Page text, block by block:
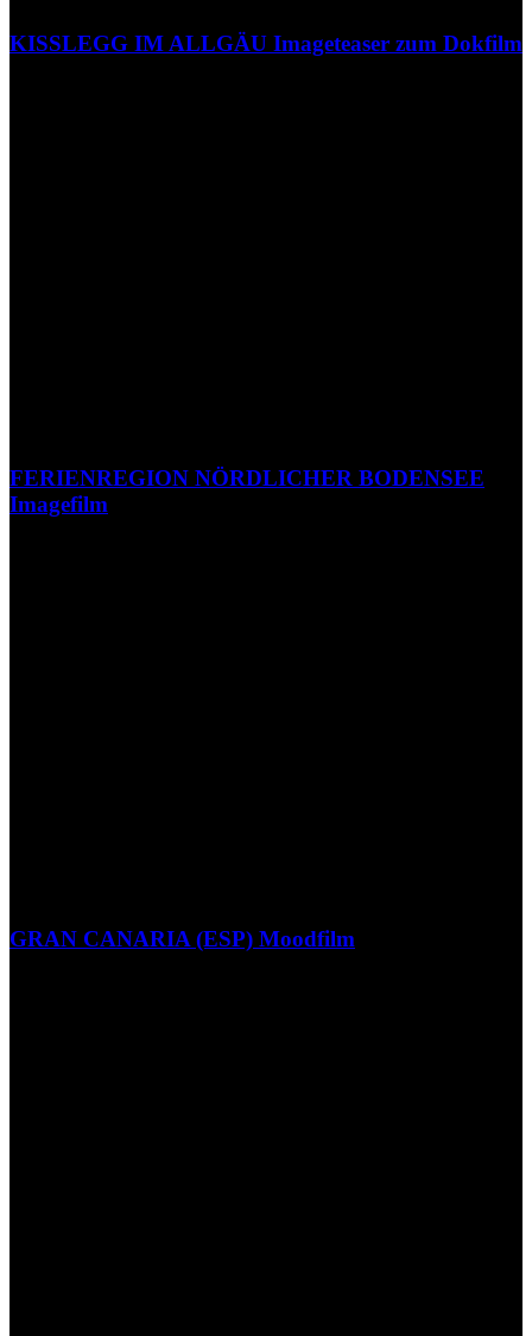
KISSLEGG IM ALLGÄU Imageteaser zum Dokfilm
FERIENREGION NÖRDLICHER BODENSEE
Imagefilm
GRAN CANARIA (ESP) Moodfilm